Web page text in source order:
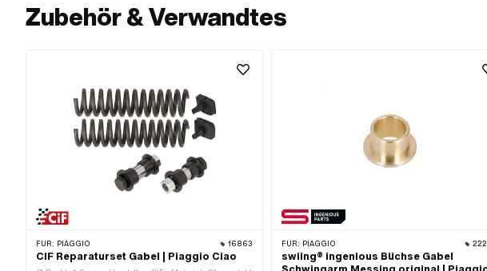
Zubehör & Verwandtes
FÜR: PIAGGIO 16863
CIF Reparaturset Gabel | Piaggio Ciao
FÜR: PIAGGIO
swiing® ingenious Büchse Gabel